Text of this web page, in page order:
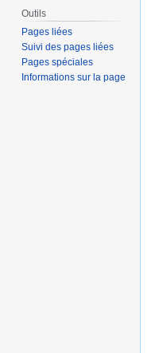
Outils
Pages liées
Suivi des pages liées
Pages spéciales
Informations sur la page